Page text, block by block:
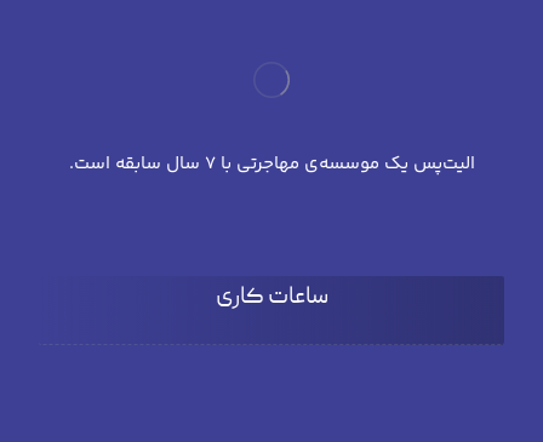
الیت‌پس یک موسسه‌ی مهاجرتی با 7 سال سابقه است.
ساعات کاری